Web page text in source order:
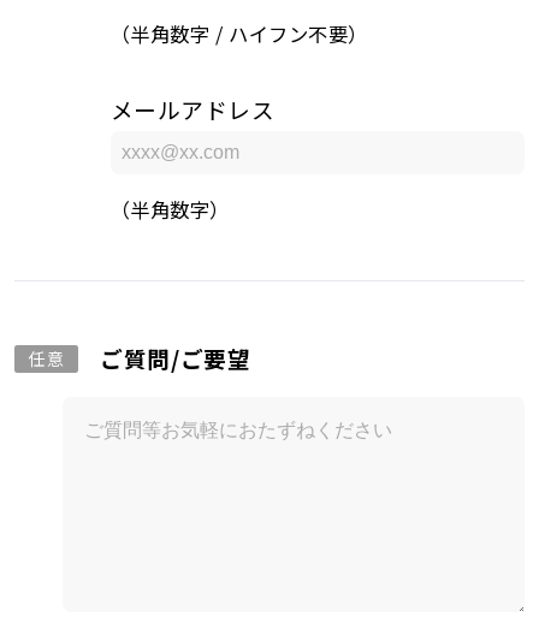
（半角数字 / ハイフン不要）
メールアドレス
（半角数字）
任意 ご質問/ご要望